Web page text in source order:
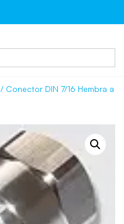
/ Conector DIN 7/16 Hembra a